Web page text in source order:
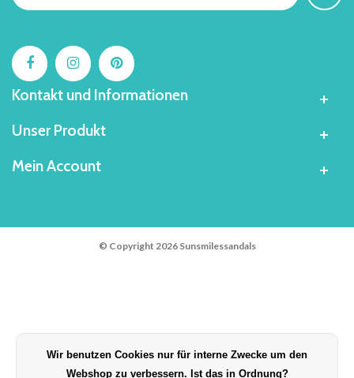
Kontakt und Informationen
Unser Produkt
Mein Account
© Copyright 2026 Sunsmilessandals
Wir benutzen Cookies nur für interne Zwecke um den
Webshop zu verbessern. Ist das in Ordnung?